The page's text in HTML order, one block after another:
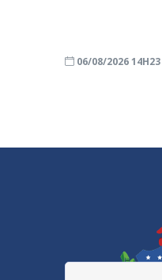
06/08/2026 14H23